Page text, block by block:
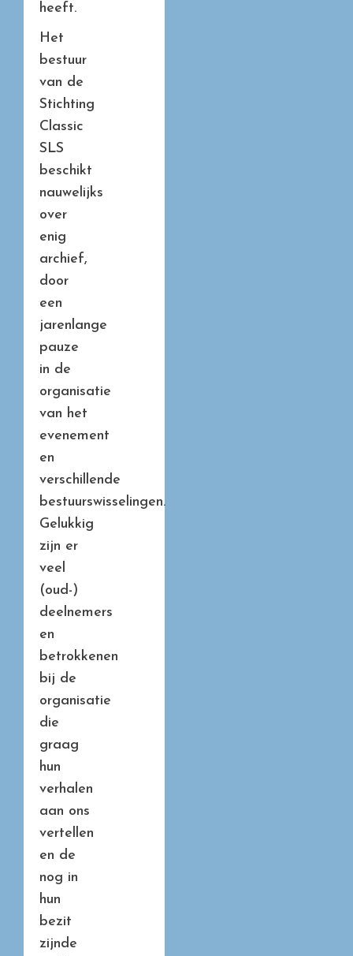
heeft.
Het
bestuur
van de
Stichting
Classic
SLS
beschikt
nauwelijks
over
enig
archief,
door
een
jarenlange
pauze
in de
organisatie
van het
evenement
en
verschillende
bestuurswisselingen.
Gelukkig
zijn er
veel
(oud-)
deelnemers
en
betrokkenen
bij de
organisatie
die
graag
hun
verhalen
aan ons
vertellen
en de
nog in
hun
bezit
zijnde